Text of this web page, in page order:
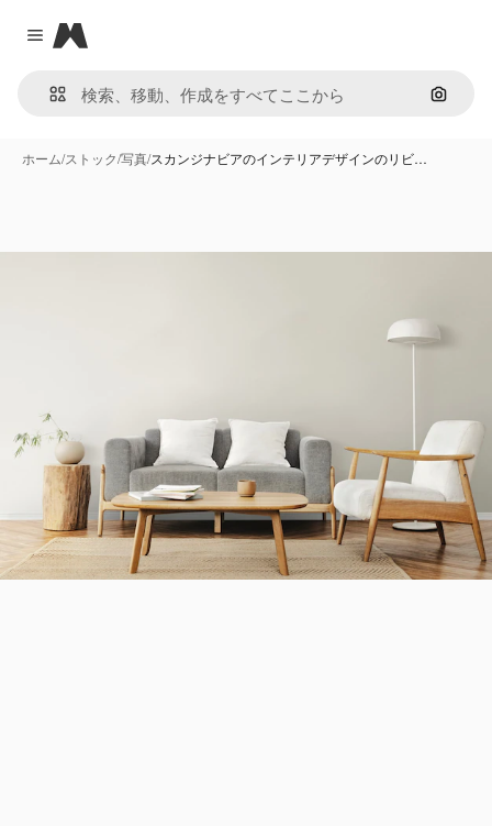
Close menu
Magnific
画像で
ホーム/ストック/写真/スカンジナビアのインテリアデザインのリビ…